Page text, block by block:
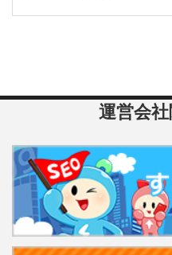
運営会